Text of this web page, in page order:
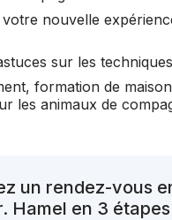
votre nouvelle
sur les
formation de
les animaux de
un rendez-vous
Hamel en 3